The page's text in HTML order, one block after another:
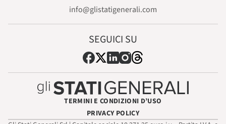
info@glistatigenerali.com
SEGUICI SU
TERMINI E CONDIZIONI D’USO
PRIVACY POLICY